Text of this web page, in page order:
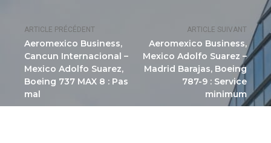
ARTICLE PRÉCÉDENT
Aeromexico Business,
Cancun Internacional –
Mexico Adolfo Suarez,
Boeing 737 MAX 8 : Pas
mal
ARTICLE SUIVANT
Aeromexico Business,
Mexico Adolfo Suarez –
Madrid Barajas, Boeing
787-9 : Service
minimum